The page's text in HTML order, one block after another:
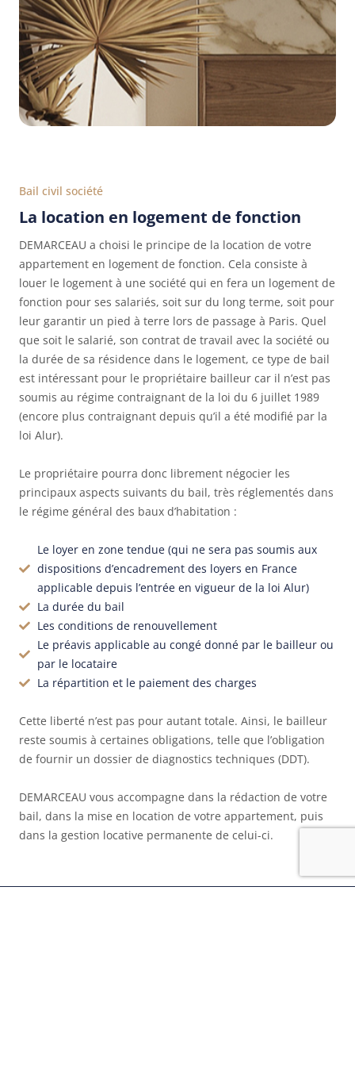
Bail civil société
La location en logement de fonction
DEMARCEAU a choisi le principe de la location de votre
appartement en logement de fonction. Cela consiste à
louer le logement à une société qui en fera un logement de
fonction pour ses salariés, soit sur du long terme, soit pour
leur garantir un pied à terre lors de passage à Paris. Quel
que soit le salarié, son contrat de travail avec la société ou
la durée de sa résidence dans le logement, ce type de bail
est intéressant pour le propriétaire bailleur car il n’est pas
soumis au régime contraignant de la loi du 6 juillet 1989
(encore plus contraignant depuis qu’il a été modifié par la
loi Alur).
Le propriétaire pourra donc librement négocier les
principaux aspects suivants du bail, très réglementés dans
le régime général des baux d’habitation :
Le loyer en zone tendue (qui ne sera pas soumis aux
dispositions d’encadrement des loyers en France
applicable depuis l’entrée en vigueur de la loi Alur)
La durée du bail
Les conditions de renouvellement
Le préavis applicable au congé donné par le bailleur ou
par le locataire
La répartition et le paiement des charges
Cette liberté n’est pas pour autant totale. Ainsi, le bailleur
reste soumis à certaines obligations, telle que l’obligation
de fournir un dossier de diagnostics techniques (DDT).
DEMARCEAU vous accompagne dans la rédaction de votre
bail, dans la mise en location de votre appartement, puis
dans la gestion locative permanente de celui-ci.